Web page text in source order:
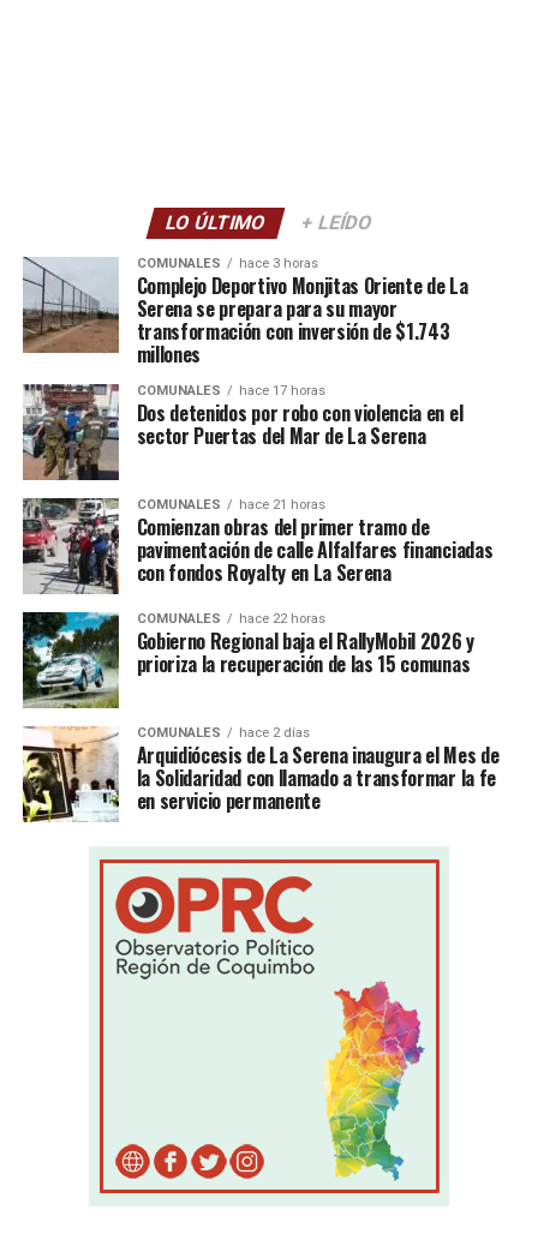
LO ÚLTIMO + LEÍDO
COMUNALES hace 3 horas
Complejo Deportivo Monjitas Oriente de La
Serena se prepara para su mayor
transformación con inversión de $1.743
millones
COMUNALES hace 17 horas
Dos detenidos por robo con violencia en el
sector Puertas del Mar de La Serena
COMUNALES hace 21 horas
Comienzan obras del primer tramo de
pavimentación de calle Alfalfares financiadas
con fondos Royalty en La Serena
COMUNALES hace 22 horas
Gobierno Regional baja el RallyMobil 2026 y
prioriza la recuperación de las 15 comunas
COMUNALES hace 2 días
Arquidiócesis de La Serena inaugura el Mes de
la Solidaridad con llamado a transformar la fe
en servicio permanente